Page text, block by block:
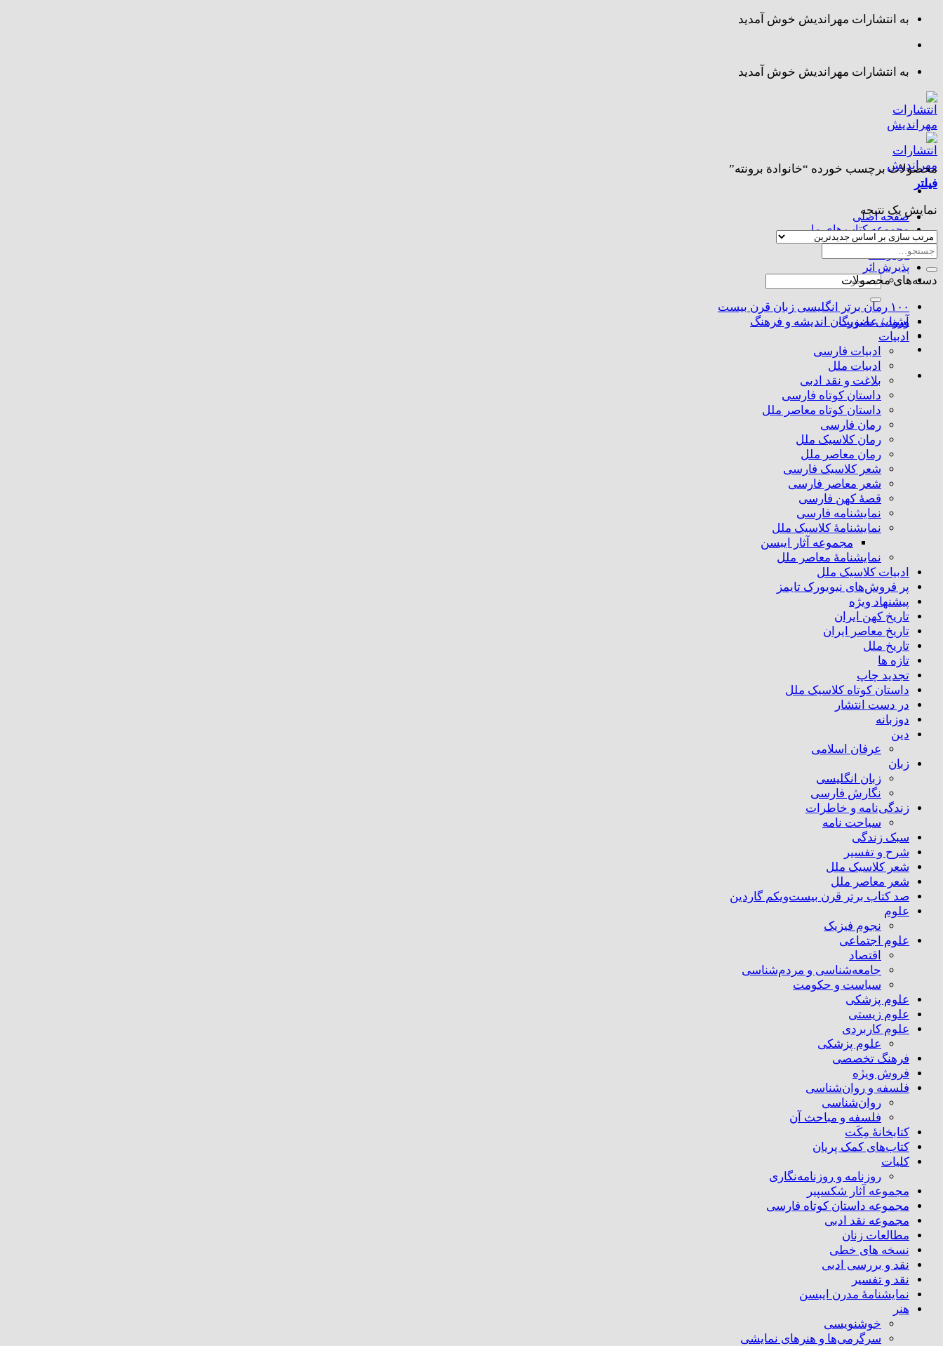
Skip
content
به انتشارات مهراندیش خوش آمدید
به انتشارات مهراندیش خوش آمدید
صفحه اصلی
مجموعه کتاب های ما
تماس با ما
درباره ما
پذیرش اثر
جستجو
برای:
ورود / عضویت
محصولات برچسب خورده “خانوادة برونته”
فیلتر
نمایش یک نتیجه
جستجو
برای:
دسته‌های محصولات
۱۰۰ رمان برتر انگلیسی زبان قرن بیست
آشنایی با بزرگان اندیشه و فرهنگ
ادبیات
ادبیات فارسی
ادبیات ملل
بلاغت و نقد ادبی
داستان کوتاه فارسی
داستان کوتاه معاصر ملل
رمان فارسی
رمان کلاسیک ملل
رمان معاصر ملل
شعر کلاسیک فارسی
شعر معاصر فارسی
قصهٔ کهن فارسی
نمایشنامه فارسی
نمایشنامهٔ کلاسیک ملل
مجموعه آثار ایبسن
نمایشنامهٔ معاصر ملل
ادبیات کلاسیک ملل
پر فروش‌های نیویورک تایمز
پیشنهاد ویژه
تاریخ کهن ایران
تاریخ معاصر ایران
تاریخ ملل
تازه ها
تجدید چاپ
داستان کوتاه کلاسیک ملل
در دست انتشار
دوزبانه
دین
عرفان اسلامی
زبان
زبان انگلیسی
نگارش فارسی
زندگی‌نامه و خاطرات
سیاحت نامه
سبک زندگی
شرح و تفسیر
شعر کلاسیک ملل
شعر معاصر ملل
صد کتاب برتر قرن بیست‌و‌یکم گاردین
علوم
نجوم فیزیک
علوم اجتماعی
اقتصاد
جامعه‌شناسی و مردم‌شناسی
سیاست و حکومت
علوم پزشکی
علوم زیستی
علوم کاربردی
علوم پزشکی
فرهنگ تخصصی
فروش ویژه
فلسفه و روان‌شناسی
روان‌شناسی
فلسفه و مباحث آن
کتابخانۀ مِکَت
کتاب‌های کمک پریان
کلیات
روزنامه و روزنامه‌نگاری
مجموعه آثار شکسپیر
مجموعه داستان کوتاه فارسی
مجموعه نقد ادبی
مطالعات زنان
نسخه های خطی
نقد و بررسی ادبی
نقد و تفسیر
نمایشنامۀ مدرن ایبسن
هنر
خوشنویسی
سرگرمی‌ها و هنرهای نمایشی